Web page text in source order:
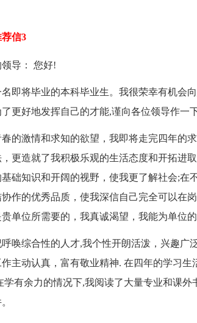
信3
导： 您好!
将毕业的本科毕业生。我很荣幸有机会向
更好地发挥自己的才能,谨向各位领导作一
激情和求知的欲望，我即将走完四年的求
更造就了我积极乐观的生活态度和开拓进
础知识和开阔的视野，使我更了解社会;在
作的优秀品质，使我深信自己完全可以在
单位所需要的，我真诚渴望，我能为单位
综合性的人才,我个性开朗活泼，兴趣广
作主动认真，富有敬业精神. 在四年的学习
学有余力的情况下,我阅读了大量专业和课